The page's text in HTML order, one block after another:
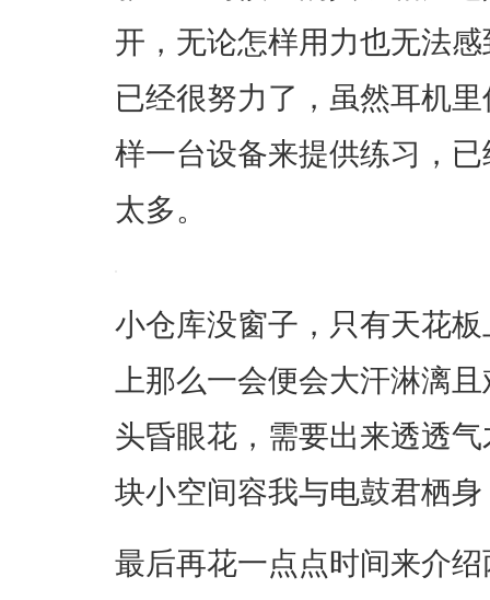
开，无论怎样用力也无法
已经很努力了，虽然耳机
样一台设备来提供练习，
太多。
小仓库没窗子，只有天花
上那么一会便会大汗淋漓
头昏眼花，需要出来透透
块小空间容我与电鼓君栖
最后再花一点点时间来介